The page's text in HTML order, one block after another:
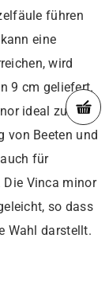
führen
eine
wird
9 cm geliefert.
ideal zur
von Beeten und
für
Die Vinca minor
so dass
Wahl darstellt.